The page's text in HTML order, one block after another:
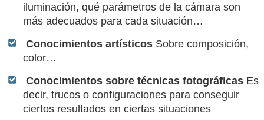
iluminación, qué parámetros de la cámara son
más adecuados para cada situación…
Conocimientos artísticos Sobre composición,
color…
Conocimientos sobre técnicas fotográficas Es
decir, trucos o configuraciones para conseguir
ciertos resultados en ciertas situaciones